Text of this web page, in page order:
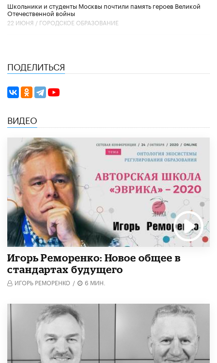
Школьники и студенты Москвы почтили память героев Великой
Отечественной войны
22 ИЮНЯ / ГОРОДСКОЕ ОБРАЗОВАНИЕ
ПОДЕЛИТЬСЯ
ВИДЕО
Игорь Реморенко: Новое общее в
стандартах будущего
ИГОРЬ РЕМОРЕНКО / 6 МИН.